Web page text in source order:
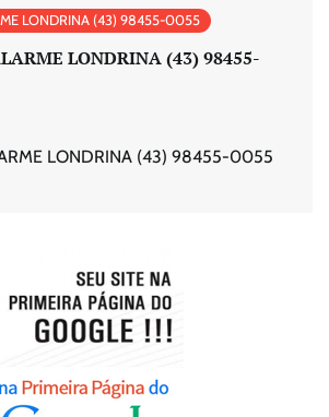
LONDRINA (43) 98455-0055
LONDRINA (43) 98455-
LONDRINA (43) 98455-0055